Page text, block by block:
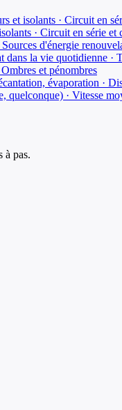
et isolants · Circuit en
· Circuit en série
d'énergie
la vie quotidienne ·
et pénombres
évaporation ·
· Vitesse
à pas.